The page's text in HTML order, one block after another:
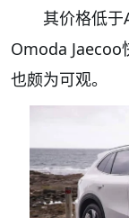
其价格低
Omoda Jaecoo
也颇为可观。